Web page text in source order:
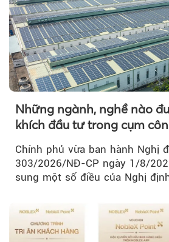
Những ngành, nghề nào
khích đầu tư trong cụm
Chính phủ vừa ban hành Nghị
303/2026/NĐ-CP ngày 1/8/
sung một số điều của Nghị